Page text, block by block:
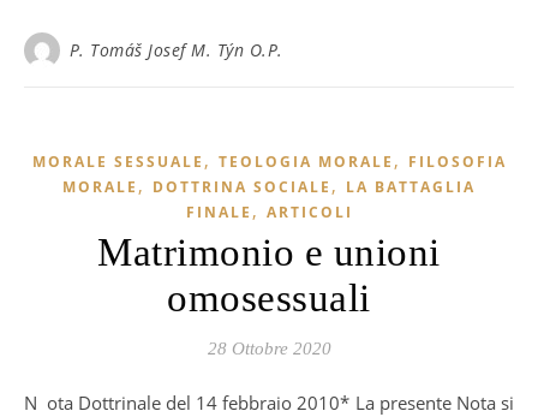
P. Tomáš Josef M. Týn O.P.
MORALE SESSUALE , TEOLOGIA MORALE , FILOSOFIA
MORALE , DOTTRINA SOCIALE , LA BATTAGLIA
FINALE , ARTICOLI
Matrimonio e unioni
omosessuali
28 Ottobre 2020
Nota Dottrinale del 14 febbraio 2010* La presente Nota si